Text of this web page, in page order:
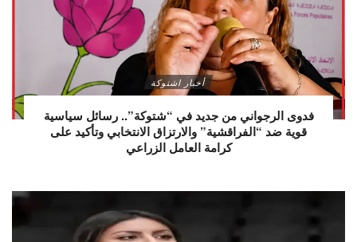
أخبار اشتوكة
فدوى الرجواني من جديد في “شتوكة”.. رسائل سياسية
قوية ضد “الفراقشية” والارتزاق الانتخابي وتأكيد على
كرامة العامل الزراعي